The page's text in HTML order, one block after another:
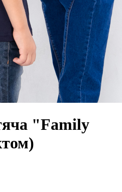
"Family